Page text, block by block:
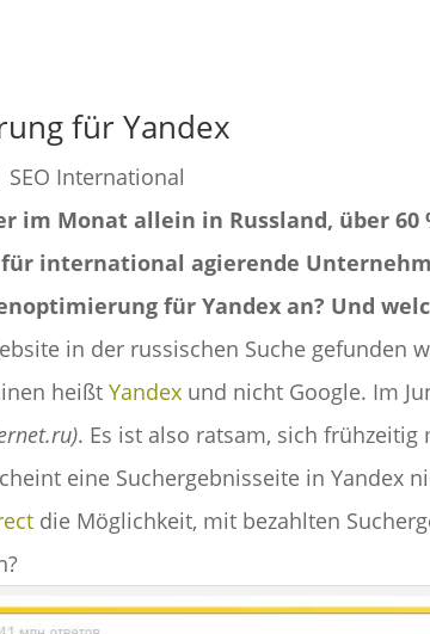
für Yandex
SEO International
im Monat allein in Russland, über 60
für international agierende
für Yandex an? Und
in der russischen Suche gefunden
heißtYandex und nicht Google. Im
. Es ist also ratsam, sich
eine Suchergebnisseite in Yandex
die Möglichkeit, mit bezahlten